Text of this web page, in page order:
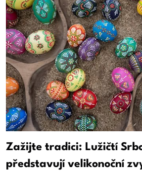
Zažijte tradici: Lužičtí
představují velikonoční